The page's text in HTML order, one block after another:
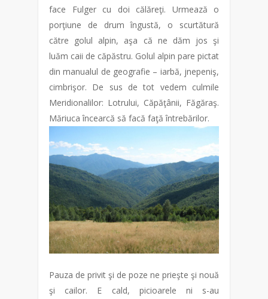
face Fulger cu doi călăreţi. Urmează o
porţiune de drum îngustă, o scurtătură
către golul alpin, aşa că ne dăm jos şi
luăm caii de căpăstru. Golul alpin pare pictat
din manualul de geografie – iarbă, jnepeniş,
cimbrişor. De sus de tot vedem culmile
Meridionalilor: Lotrului, Căpăţânii, Făgăraş.
Măriuca încearcă să facă faţă întrebărilor.
Pauza de privit şi de poze ne prieşte şi nouă
şi cailor. E cald, picioarele ni s-au